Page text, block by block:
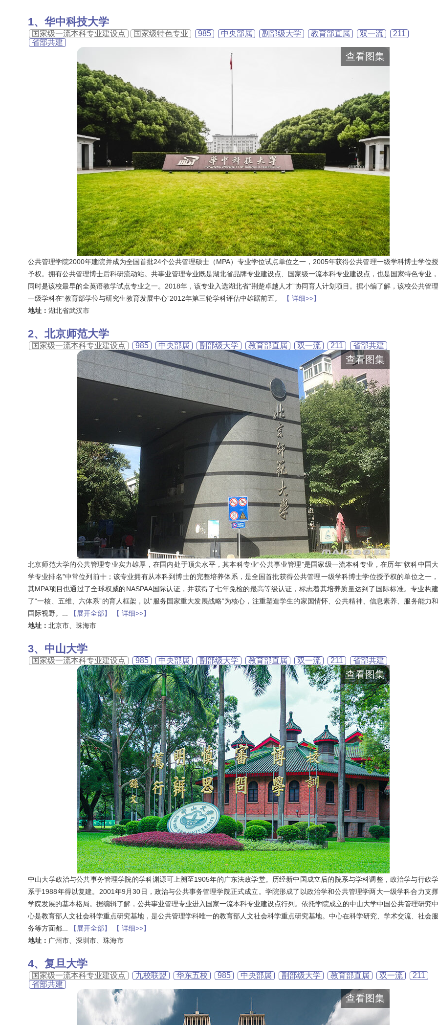
华中科技大学
国家级一流本科专业建设点 国家级特色专业 985 中央部属 副部级大学 教育部直属 双一流
211
省部共建
查看图集
公共管理学院2000年建院并成为全国首批24个公共管理硕士（MPA）专业学位试点单位之一，2005年获得公共管理一级学科博士学位授
予权。拥有公共管理博士后科研流动站。共事业管理专业既是湖北省品牌专业建设点、国家级一流本科专业建设点，也是国家特色专业，
同时是该校最早的全英语教学试点专业之一。2018年，该专业入选湖北省“荆楚卓越人才”协同育人计划项目。据小编了解，该校公共管理
一级学科在“教育部学位与研究生教育发展中心”2012年第三轮学科评估中雄踞前五。
【 详细>>】
地址： 湖北省武汉市
北京师范大学
国家级一流本科专业建设点 985 中央部属 副部级大学 教育部直属 双一流 211 省部共建
查看图集
北京师范大学的公共管理专业实力雄厚，在国内处于顶尖水平，其本科专业“公共事业管理”是国家级一流本科专业，在历年“软科中国大
学专业排名”中常位列前十；该专业拥有从本科到博士的完整培养体系，是全国首批获得公共管理一级学科博士学位授予权的单位之一，
其MPA项目也通过了全球权威的NASPAA国际认证，并获得了七年免检的最高等级认证，标志着其培养质量达到了国际标准。专业构建
了“一核、五维、六体系”的育人框架，以“服务国家重大发展战略”为核心，注重塑造学生的家国情怀、公共精神、信息素养、服务能力和
国际视野。
【展开全部】
【 详细>>】
地址： 北京市、珠海市
中山大学
国家级一流本科专业建设点 985 中央部属 副部级大学 教育部直属 双一流 211 省部共建
查看图集
中山大学政治与公共事务管理学院的学科渊源可上溯至1905年的广东法政学堂。历经新中国成立后的院系与学科调整，政治学与行政学
系于1988年得以复建。2001年9月30日，政治与公共事务管理学院正式成立。学院形成了以政治学和公共管理学两大一级学科合力支撑
学院发展的基本格局。据编辑了解，公共事业管理专业进入国家一流本科专业建设点行列。依托学院成立的中山大学中国公共管理研究中
心是教育部人文社会科学重点研究基地，是公共管理学科唯一的教育部人文社会科学重点研究基地。中心在科学研究、学术交流、社会服
务等方面都
【展开全部】
【 详细>>】
地址： 广州市、深圳市、珠海市
复旦大学
国家级一流本科专业建设点 九校联盟 华东五校 985 中央部属 副部级大学 教育部直属 双一流
211
省部共建
查看图集